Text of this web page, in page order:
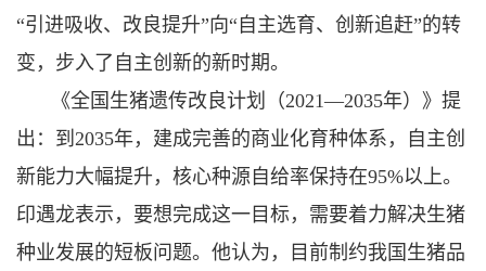
“引进吸收、改良提升”向“自主选育、创新追赶”的转
变，步入了自主创新的新时期。
《全国生猪遗传改良计划（2021—2035年）》提
出：到2035年，建成完善的商业化育种体系，自主创
新能力大幅提升，核心种源自给率保持在95%以上。
印遇龙表示，要想完成这一目标，需要着力解决生猪
种业发展的短板问题。他认为，目前制约我国生猪品